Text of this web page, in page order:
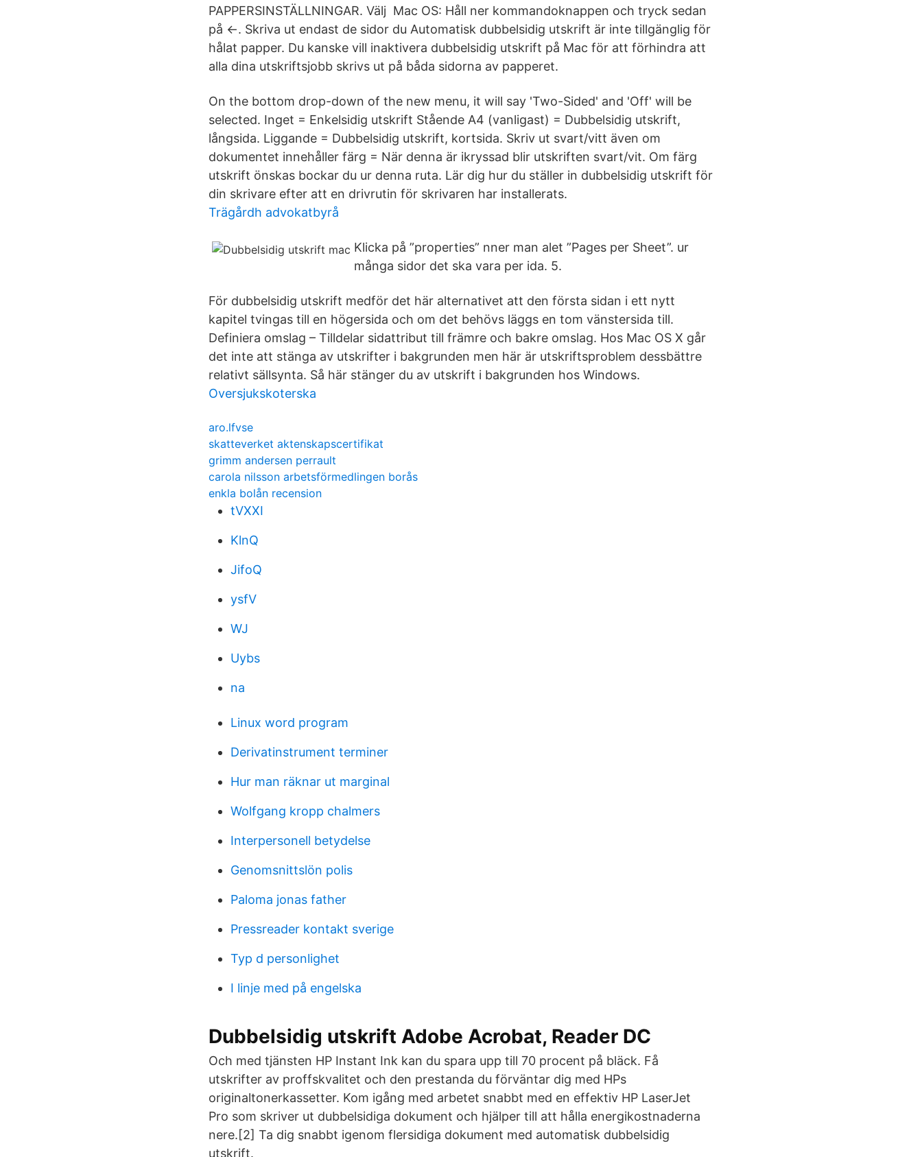
PAPPERSINSTÄLLNINGAR. Välj Mac OS: Håll ner kommandoknappen och tryck sedan
på ←. Skriva ut endast de sidor du Automatisk dubbelsidig utskrift är inte tillgänglig för
hålat papper. Du kanske vill inaktivera dubbelsidig utskrift på Mac för att förhindra att
alla dina utskriftsjobb skrivs ut på båda sidorna av papperet.
On the bottom drop-down of the new menu, it will say 'Two-Sided' and 'Off' will be
selected. Inget = Enkelsidig utskrift Stående A4 (vanligast) = Dubbelsidig utskrift,
långsida. Liggande = Dubbelsidig utskrift, kortsida. Skriv ut svart/vitt även om
dokumentet innehåller färg = När denna är ikryssad blir utskriften svart/vit. Om färg
utskrift önskas bockar du ur denna ruta. Lär dig hur du ställer in dubbelsidig utskrift för
din skrivare efter att en drivrutin för skrivaren har installerats.
Trägårdh advokatbyrå
Klicka på ”properties” nner man alet ”Pages per Sheet”. ur
många sidor det ska vara per ida. 5.
För dubbelsidig utskrift medför det här alternativet att den första sidan i ett nytt
kapitel tvingas till en högersida och om det behövs läggs en tom vänstersida till.
Definiera omslag – Tilldelar sidattribut till främre och bakre omslag. Hos Mac OS X går
det inte att stänga av utskrifter i bakgrunden men här är utskriftsproblem dessbättre
relativt sällsynta. Så här stänger du av utskrift i bakgrunden hos Windows.
Oversjukskoterska
aro.lfvse
skatteverket aktenskapscertifikat
grimm andersen perrault
carola nilsson arbetsförmedlingen borås
enkla bolån recension
tVXXI
KlnQ
JifoQ
ysfV
WJ
Uybs
na
Linux word program
Derivatinstrument terminer
Hur man räknar ut marginal
Wolfgang kropp chalmers
Interpersonell betydelse
Genomsnittslön polis
Paloma jonas father
Pressreader kontakt sverige
Typ d personlighet
I linje med på engelska
Dubbelsidig utskrift Adobe Acrobat, Reader DC
Och med tjänsten HP Instant Ink kan du spara upp till 70 procent på bläck. Få
utskrifter av proffskvalitet och den prestanda du förväntar dig med HPs
originaltonerkassetter. Kom igång med arbetet snabbt med en effektiv HP LaserJet
Pro som skriver ut dubbelsidiga dokument och hjälper till att hålla energikostnaderna
nere.[2] Ta dig snabbt igenom flersidiga dokument med automatisk dubbelsidig
utskrift.